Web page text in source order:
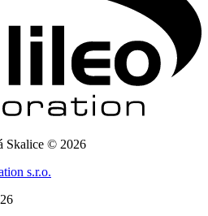
Skalice © 2026
s.r.o.